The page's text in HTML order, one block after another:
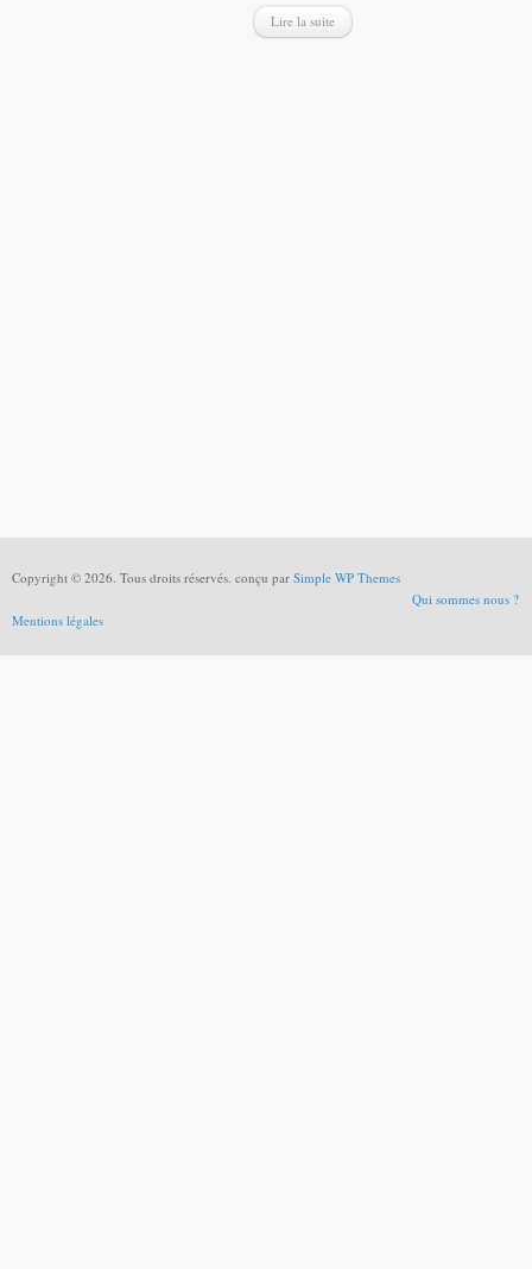
Lire la suite
Copyright © 2026. Tous droits réservés. conçu par Simple WP Themes
Qui sommes nous ?
Mentions légales